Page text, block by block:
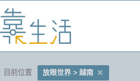
目前位置 放眼世界 > 越南